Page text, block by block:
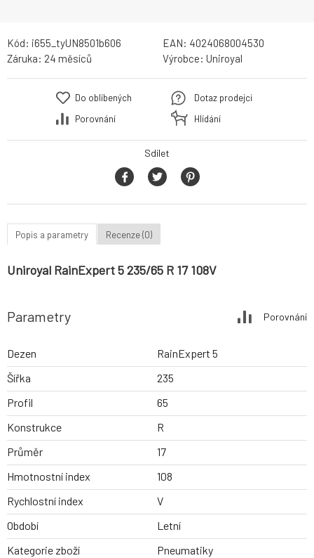
Kód: i655_tyUN8501b606 EAN: 4024068004530
Záruka: 24 měsíců Výrobce: Uniroyal
Do oblíbených
Porovnání
Dotaz prodejci
Hlídání
Sdílet
Popis a parametry Recenze (0)
Uniroyal RainExpert 5 235/65 R 17 108V
Parametry Porovnání
Dezen
RainExpert 5
Šířka
235
Profil
65
Konstrukce
R
Průměr
17
Hmotnostní index
108
Rychlostní index
V
Období
Letní
Kategorie zboží
Pneumatiky